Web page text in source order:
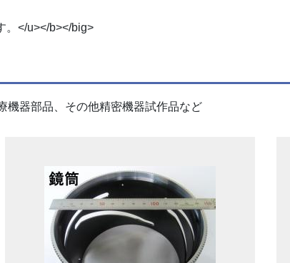
。</u></b></big>
機器部品、その他精密機器試作品など